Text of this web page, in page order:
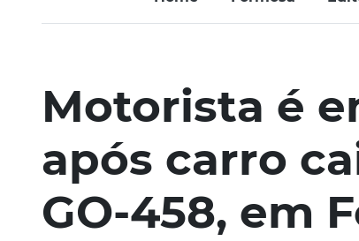
Motorista é
após carro
GO-458, em